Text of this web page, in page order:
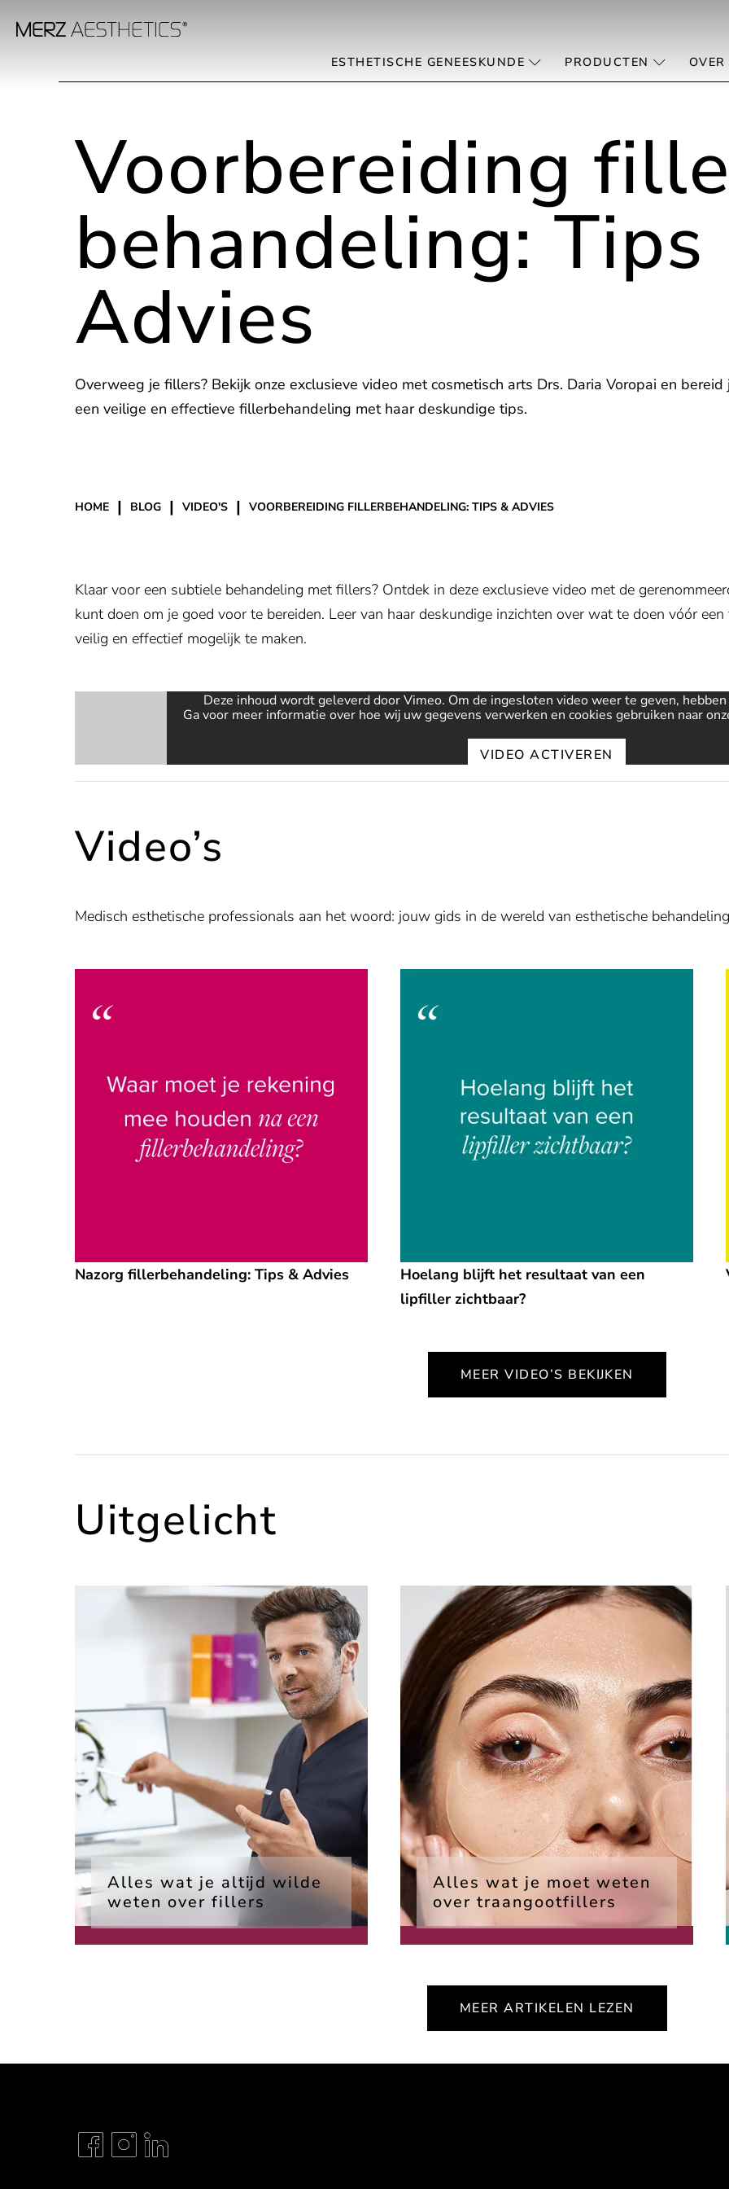
ESTHETISCHE GENEESKUNDE PRODUCTEN
Voorbereiding
behandeling: Tips
Advies
Overweeg je fillers? Bekijk onze exclusieve video met cosmetisch arts Drs. Daria Voropai en
een veilige en effectieve fillerbehandeling met haar deskundige tips.
HOME | BLOG | VIDEO'S | VOORBEREIDING FILLERBEHANDELING: TIPS & ADVIES
Klaar voor een subtiele behandeling met fillers? Ontdek in deze exclusieve video met de
kunt doen om je goed voor te bereiden. Leer van haar deskundige inzichten over wat te doen vóór
veilig en effectief mogelijk te maken.
Deze inhoud wordt geleverd door Vimeo. Om de ingesloten video weer te geven,
Ga voor meer informatie over hoe wij uw gegevens verwerken en cookies gebruiken naar
VIDEO ACTIVEREN
Altijd video's deblokkeren
Video’s
Medisch esthetische professionals aan het woord: jouw gids in de wereld van esthetische
Nazorg fillerbehandeling: Tips & Advies
Hoelang blijft het resultaat van een
lipfiller zichtbaar?
MEER VIDEO’S BEKIJKEN
Uitgelicht
Alles wat je altijd wilde
weten over fillers
Alles wat je moet weten
over traangootfillers
MEER ARTIKELEN LEZEN